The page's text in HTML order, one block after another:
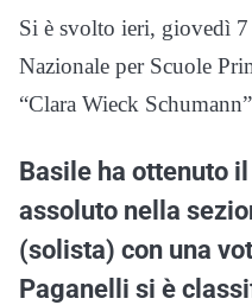
Si è svolto ieri, giovedì
Nazionale per Scuole
“Clara Wieck
Basile ha ottenuto
assoluto nella
(solista) con una
Paganelli si è